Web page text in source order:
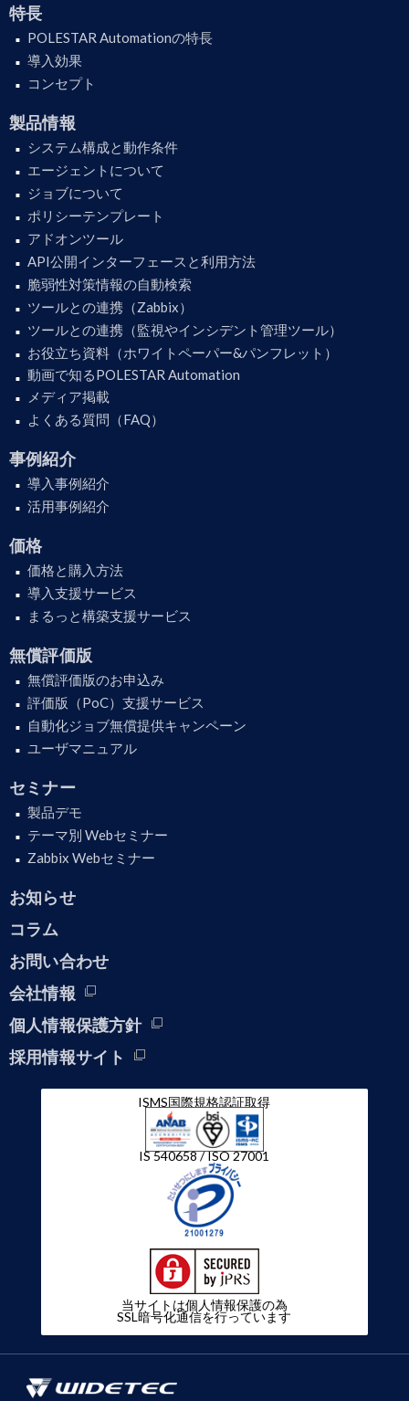
特長
POLESTAR Automationの特長
導入効果
コンセプト
製品情報
システム構成と動作条件
エージェントについて
ジョブについて
ポリシーテンプレート
アドオンツール
API公開インターフェースと利用方法
脆弱性対策情報の自動検索
ツールとの連携（Zabbix）
ツールとの連携（監視やインシデント管理ツール）
お役立ち資料（ホワイトペーパー&パンフレット）
動画で知るPOLESTAR Automation
メディア掲載
よくある質問（FAQ）
事例紹介
導入事例紹介
活用事例紹介
価格
価格と購入方法
導入支援サービス
まるっと構築支援サービス
無償評価版
無償評価版のお申込み
評価版（PoC）支援サービス
自動化ジョブ無償提供キャンペーン
ユーザマニュアル
セミナー
製品デモ
テーマ別 Webセミナー
Zabbix Webセミナー
お知らせ
コラム
お問い合わせ
会社情報
個人情報保護方針
採用情報サイト
ISMS国際規格認証取得
IS 540658 / ISO 27001
当サイトは個人情報保護の為
SSL暗号化通信を行っています